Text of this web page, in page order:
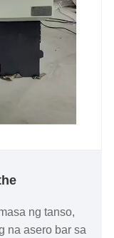
ng tanso,
na asero bar sa